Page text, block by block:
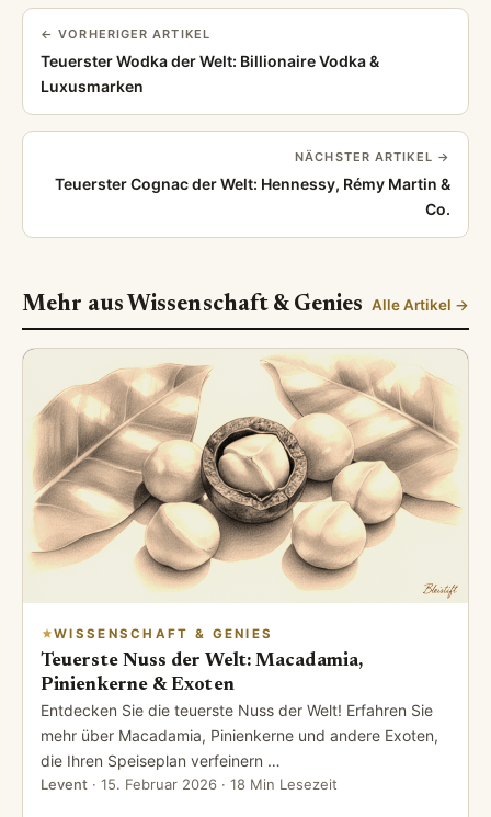
← VORHERIGER ARTIKEL
Teuerster Wodka der Welt: Billionaire Vodka &
Luxusmarken
NÄCHSTER ARTIKEL →
Teuerster Cognac der Welt: Hennessy, Rémy Martin &
Co.
Mehr aus Wissenschaft & Genies Alle Artikel →
WISSENSCHAFT & GENIES
Teuerste Nuss der Welt: Macadamia,
Pinienkerne & Exoten
Entdecken Sie die teuerste Nuss der Welt! Erfahren Sie
mehr über Macadamia, Pinienkerne und andere Exoten,
die Ihren Speiseplan verfeinern …
Levent · 15. Februar 2026 · 18 Min Lesezeit